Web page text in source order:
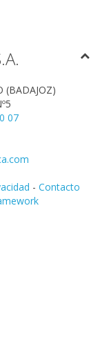
(BADAJOZ)
07
- Contacto